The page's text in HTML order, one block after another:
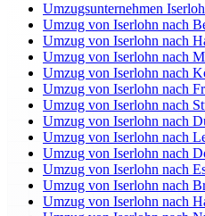
Umzugsunternehmen
Umzug von Iserlohn nach
Umzug von Iserlohn nach
Umzug von Iserlohn nach
Umzug von Iserlohn nach
Umzug von Iserlohn nach
Umzug von Iserlohn nach
Umzug von Iserlohn nach
Umzug von Iserlohn nach
Umzug von Iserlohn nach
Umzug von Iserlohn nach
Umzug von Iserlohn nach
Umzug von Iserlohn nach